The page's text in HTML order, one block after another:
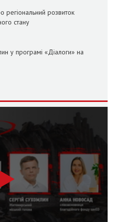
розвиток
стану
у програмі «Діалоги» на